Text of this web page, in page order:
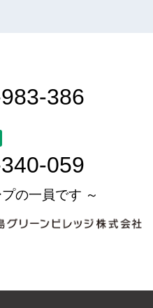
386
059
の一員です ～